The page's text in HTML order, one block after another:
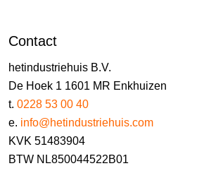
Contact
hetindustriehuis B.V.
De Hoek 1 1601 MR Enkhuizen
t. 0228 53 00 40
e. info@hetindustriehuis.com
KVK 51483904
BTW NL850044522B01